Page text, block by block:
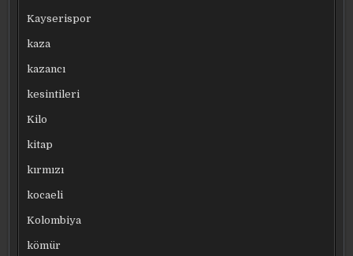
Kayserispor
kaza
kazancı
kesintileri
Kilo
kitap
kırmızı
kocaeli
Kolombiya
kömür